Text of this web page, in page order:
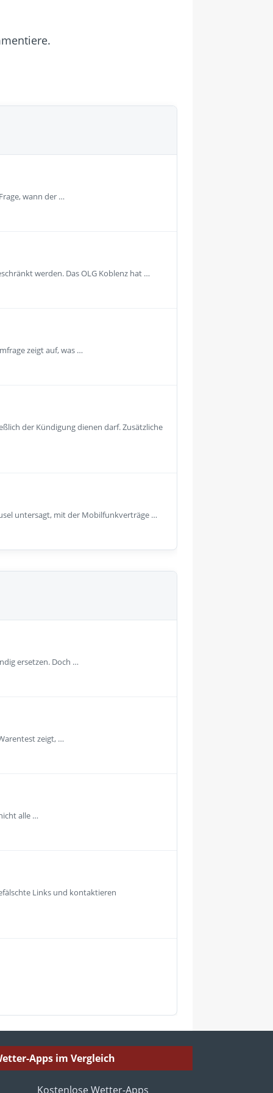
wann der …
werden. Das OLG Koblenz hat …
zeigt auf, was …
der Kündigung dienen darf. Zusätzliche
untersagt, mit der Mobilfunkverträge …
ersetzen. Doch …
zeigt, …
alle …
Links und kontaktieren
Apps im Vergleich